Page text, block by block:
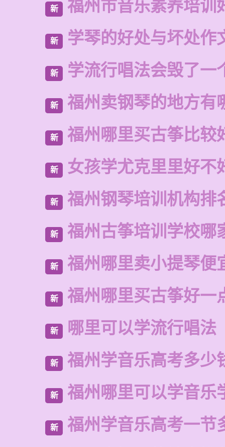
新 福州市音乐素养培训
新 学琴的好处与坏处作
新 学流行唱法会毁了一
新 福州卖钢琴的地方有
新 福州哪里买古筝比较
新 女孩学尤克里里好不
新 福州钢琴培训机构排
新 福州古筝培训学校哪
新 福州哪里卖小提琴便
新 福州哪里买古筝好一
新 哪里可以学流行唱法
新 福州学音乐高考多少
新 福州哪里可以学音乐
新 福州学音乐高考一节